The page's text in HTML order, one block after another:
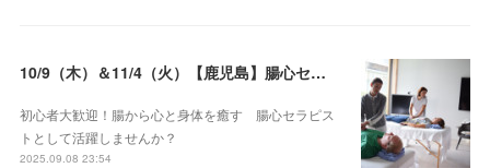
10/9（木）＆11/4（火）【鹿児島】腸心セラピスト養成コース《２日間コース》開講決定
初心者大歓迎！腸から心と身体を癒す 腸心セラピス
トとして活躍しませんか？
2025.09.08 23:54